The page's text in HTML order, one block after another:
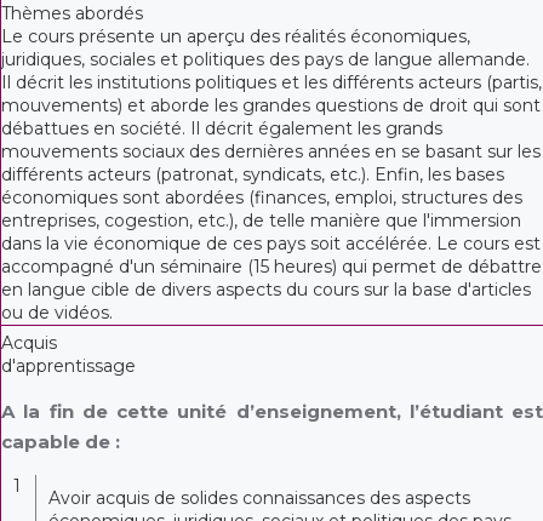
Thèmes abordés
Le cours présente un aperçu des réalités économiques,
juridiques, sociales et politiques des pays de langue allemande.
Il décrit les institutions politiques et les différents acteurs (partis,
mouvements) et aborde les grandes questions de droit qui sont
débattues en société. Il décrit également les grands
mouvements sociaux des dernières années en se basant sur les
différents acteurs (patronat, syndicats, etc.). Enfin, les bases
économiques sont abordées (finances, emploi, structures des
entreprises, cogestion, etc.), de telle manière que l'immersion
dans la vie économique de ces pays soit accélérée. Le cours est
accompagné d'un séminaire (15 heures) qui permet de débattre
en langue cible de divers aspects du cours sur la base d'articles
ou de vidéos.
Acquis
d'apprentissage
A la fin de cette unité d’enseignement, l’étudiant est
capable de :
1
Avoir acquis de solides connaissances des aspects